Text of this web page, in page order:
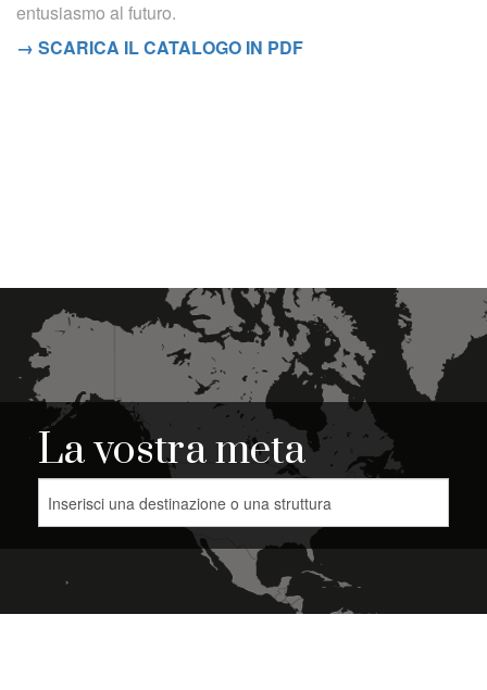
entusiasmo al futuro.
→ SCARICA IL CATALOGO IN PDF
La vostra meta